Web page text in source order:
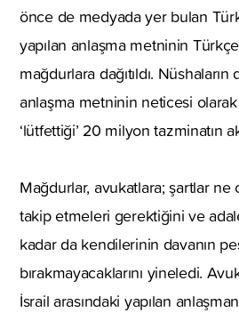
önce de medyada yer bulan
yapılan anlaşma metninin
mağdurlara dağıtıldı. Nüshaların
anlaşma metninin neticesi olarak
‘lütfettiği’ 20 milyon tazminatın
Mağdurlar, avukatlara; şartlar ne
takip etmeleri gerektiğini ve
kadar da kendilerinin davanın
bırakmayacaklarını yineledi.
İsrail arasındaki yapılan